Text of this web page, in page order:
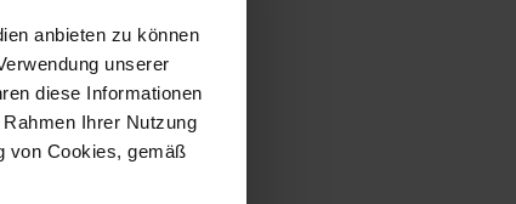
anbieten zu können
unserer
diese Informationen
Ihrer Nutzung
von Cookies, gemäß